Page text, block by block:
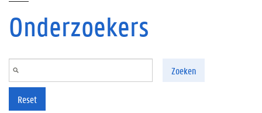
Onderzoekers
Zoeken
Reset